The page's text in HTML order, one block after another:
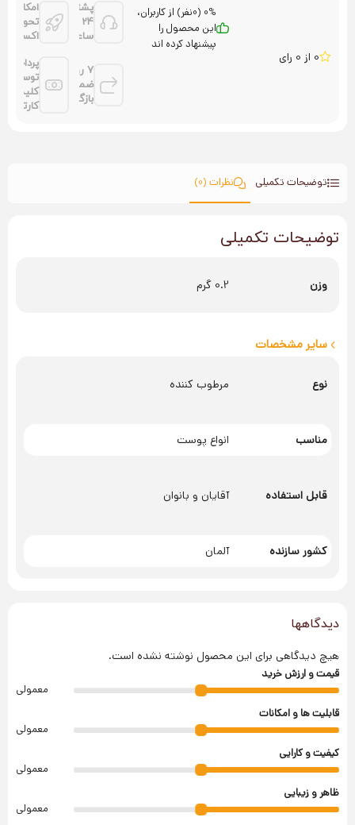
0 از 0 رای
0% (0نفر) از کاربران،
این محصول را
پیشنهاد کرده اند
پشتیانی
24
ساعته
امکان
تحویل
اکسپرس
7 روز
ضمانت
بازگشت
پرداخت
توسط
کلیه
کارتها
توضیحات تکمیلی نظرات (0)
توضیحات تکمیلی
وزن 0.2 گرم
سایر مشخصات
نوع مرطوب کننده
مناسب انواع پوست
قابل استفاده آقایان و بانوان
کشور سازنده آلمان
دیدگاهها
هیچ دیدگاهی برای این محصول نوشته نشده است.
قیمت و ارزش خرید
معمولی
قابلیت ها و امکانات
معمولی
کیفیت و کارایی
معمولی
ظاهر و زیبایی
معمولی